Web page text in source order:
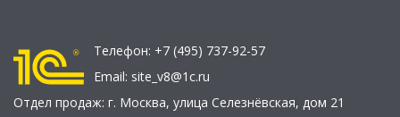
Телефон: +7 (495) 737-92-57
Email: site_v8@1c.ru
Отдел продаж: г. Москва, улица Селезнёвская, дом 21